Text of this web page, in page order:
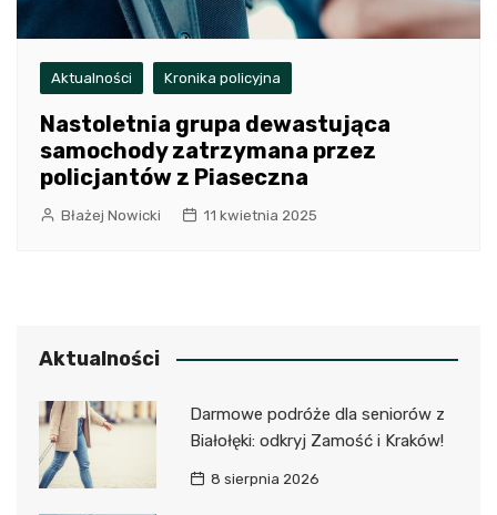
Aktualności Kronika policyjna
Nastoletnia grupa dewastująca
samochody zatrzymana przez
policjantów z Piaseczna
Błażej Nowicki 11 kwietnia 2025
Aktualności
Darmowe podróże dla seniorów z
Białołęki: odkryj Zamość i Kraków!
8 sierpnia 2026